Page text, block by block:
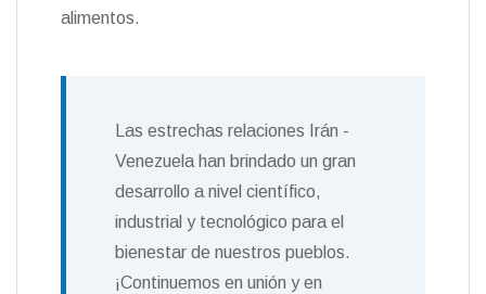
alimentos.
Las estrechas relaciones Irán -
Venezuela han brindado un gran
desarrollo a nivel científico,
industrial y tecnológico para el
bienestar de nuestros pueblos.
¡Continuemos en unión y en